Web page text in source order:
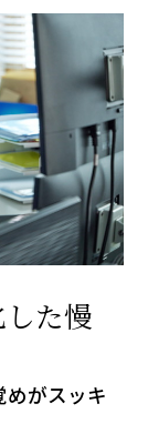
た慢
がスッキ